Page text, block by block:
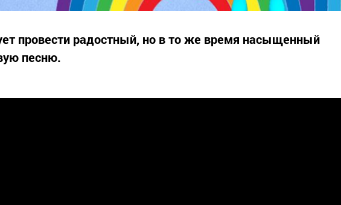
провести радостный, но в то же время насыщенный
песню.